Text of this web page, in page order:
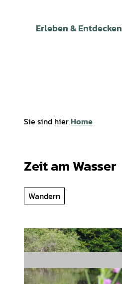
Erleben & Entdecken
Sie sind hierHome
Zeit am Wasser
Wandern